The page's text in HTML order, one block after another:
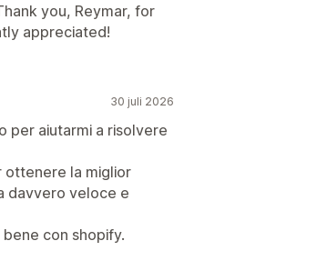
you, Reymar, for
appreciated!
30 juli 2026
per aiutarmi a risolvere
ottenere la miglior
davvero veloce e
con shopify.